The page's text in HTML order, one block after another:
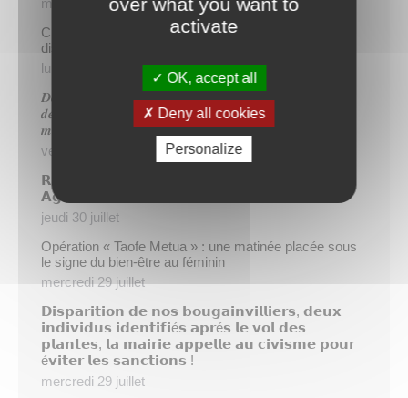
mercredi 5 août
Cinq demandeurs d’emploi de Papeete intègrent le
dispositif TIATURI AMO
lundi 3 août
𝑫𝒆𝒖𝒙 𝒔𝒂𝒑𝒆𝒖𝒓𝒔-𝒑𝒐𝒎𝒑𝒊𝒆𝒓𝒔 𝒅𝒆 𝑷𝒂𝒑𝒆𝒆𝒕𝒆 𝒂𝒖𝒙 𝒄𝒐̂𝒕𝒆́𝒔 𝒅𝒖
𝒅𝒆́𝒕𝒂𝒄𝒉𝒆𝒎𝒆𝒏𝒕 𝒑𝒐𝒍𝒚𝒏𝒆́𝒔𝒊𝒆𝒏 𝒆𝒏 𝒓𝒆𝒏𝒇𝒐𝒓𝒕 𝒅𝒆𝒔 𝒆́𝒒𝒖𝒊𝒑𝒆𝒔
𝒎𝒐𝒃𝒊𝒍𝒊𝒔𝒆́𝒆𝒔 𝒅𝒂𝒏𝒔 𝒍’𝑯𝒆𝒙𝒂𝒈𝒐𝒏𝒆
vendredi 31 juillet
𝗥é𝘂𝗻𝗶𝗼𝗻 𝗱’𝗶𝗻𝗳𝗼𝗿𝗺𝗮𝘁𝗶𝗼𝗻 𝘀𝘂𝗿 𝗹𝗮 𝗳𝗶𝗹𝗶è𝗿𝗲
𝗔𝗴𝗿𝗶𝗰𝗼𝗹𝗲
jeudi 30 juillet
Opération « Taofe Metua » : une matinée placée sous
le signe du bien-être au féminin
mercredi 29 juillet
𝗗𝗶𝘀𝗽𝗮𝗿𝗶𝘁𝗶𝗼𝗻 𝗱𝗲 𝗻𝗼𝘀 𝗯𝗼𝘂𝗴𝗮𝗶𝗻𝘃𝗶𝗹𝗹𝗶𝗲𝗿𝘀, 𝗱𝗲𝘂𝘅
𝗶𝗻𝗱𝗶𝘃𝗶𝗱𝘂𝘀 𝗶𝗱𝗲𝗻𝘁𝗶𝗳𝗶é𝘀 𝗮𝗽𝗿é𝘀 𝗹𝗲 𝘃𝗼𝗹 𝗱𝗲𝘀
𝗽𝗹𝗮𝗻𝘁𝗲𝘀, 𝗹𝗮 𝗺𝗮𝗶𝗿𝗶𝗲 𝗮𝗽𝗽𝗲𝗹𝗹𝗲 𝗮𝘂 𝗰𝗶𝘃𝗶𝘀𝗺𝗲 𝗽𝗼𝘂𝗿
é𝘃𝗶𝘁𝗲𝗿 𝗹𝗲𝘀 𝘀𝗮𝗻𝗰𝘁𝗶𝗼𝗻𝘀 !
mercredi 29 juillet
activate
OK, accept all
Deny all cookies
Personalize